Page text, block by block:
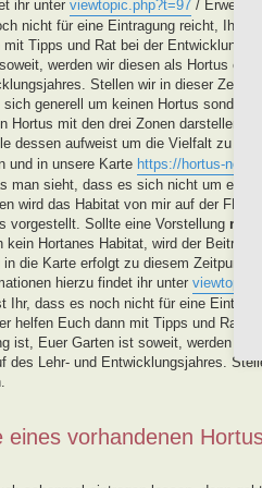
ihr unter viewtopic.php?t=97 /
nicht für eine Eintragung reicht, Ihr
mit Tipps und Rat bei der Entwicklung
werden wir diesen als Hortus
Stellen wir in dieser Zeit
sich generell um keinen Hortus sondern
Hortus mit den drei Zonen darstellen,
dessen aufweist um die Vielfalt zu
und in unsere Karte https://hortus-
man sieht, dass es sich nicht um
wird das Habitat von mir auf der FB-
vorgestellt. Sollte eine Vorstellung nicht
kein Hortanes Habitat, wird der Beitrag
in die Karte erfolgt zu diesem Zeitpunkt
hierzu findet ihr unter
Ihr, dass es noch nicht für eine
helfen Euch dann mit Tipps und Rat
ist, Euer Garten ist soweit, werden wir
des Lehr- und Entwicklungsjahres.
eines vorhandenen